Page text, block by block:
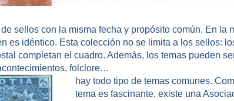
sellos con la misma fecha y propósito común. En la
es idéntico. Esta colección no se limita a los sellos:
completan el cuadro. Además, los temas pueden
folclore…
hay todo tipo de temas comunes.
tema es fascinante, existe una